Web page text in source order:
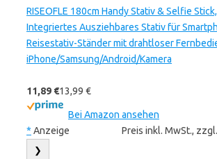
RISEOFLE 180cm Handy Stativ & Selfie
Integriertes Ausziehbares Stativ für
Reisestativ-Ständer mit drahtloser
iPhone/Samsung/Android/Kamera
11,89 €13,99 €
Bei Amazon ansehen
* Anzeige Preis inkl. MwSt.,
❯